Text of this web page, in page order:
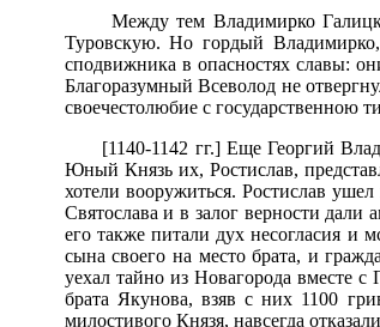
Между тем Владимирко
Туровскую. Но гордый
сподвижника в опасностях славы:
Благоразумный Всеволод не
своечестолюбие с государственною
[1140-1142 гг.] Еще Георгий
Юный Князь их, Ростислав,
хотели вооружиться. Ростислав
Святослава и в залог верности
его также питали дух несогласия и
сына своего на место брата, и
уехал тайно из Новагорода вместе
брата Якунова, взяв с них 1100
милостивого Князя, навсегда